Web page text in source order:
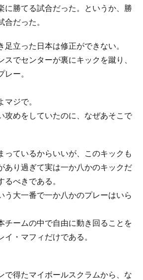
に勝てる試合だった。というか、勝
だった。
立った日本は修正ができない。
スでセンターが裏にキックを蹴り、
ー。
ジで。
攻めをしていたのに、なぜあそこで
っているからいいが、このキックも
あり過ぎて実は一か八かのキックだ
べきである。
う大一番で一か八かのプレーはいら
チームの中で自由に動き回ることを
・マフィだけである。
で得たマイボールスクラムから、な